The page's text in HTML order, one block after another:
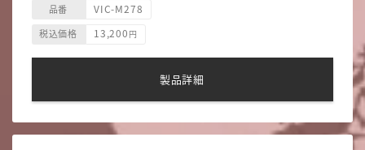
材質 バーチ
ヘッド素材 毛糸巻
品番 VIC-M278
税込価格 13,200 円
製品詳細